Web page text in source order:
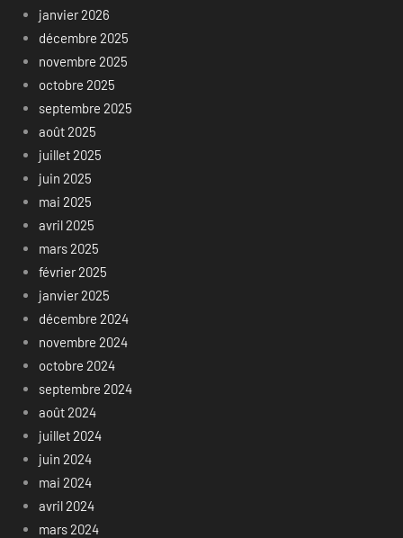
janvier 2026
décembre 2025
novembre 2025
octobre 2025
septembre 2025
août 2025
juillet 2025
juin 2025
mai 2025
avril 2025
mars 2025
février 2025
janvier 2025
décembre 2024
novembre 2024
octobre 2024
septembre 2024
août 2024
juillet 2024
juin 2024
mai 2024
avril 2024
mars 2024